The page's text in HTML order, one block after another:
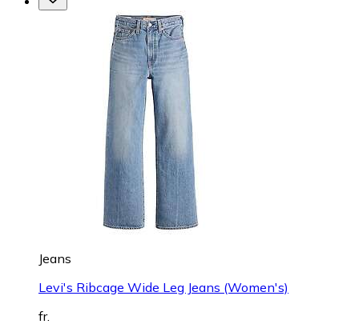
Jeans
Levi's Ribcage Wide Leg Jeans (Women's)
fr.